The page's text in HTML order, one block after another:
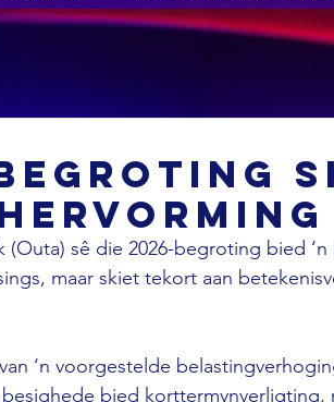
sê die 2026-begroting bied ‘n
maar skiet tekort aan
‘n voorgestelde
bied korttermynverligting,